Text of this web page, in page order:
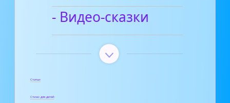
- Видео-сказки
Статьи
Стихи для детей